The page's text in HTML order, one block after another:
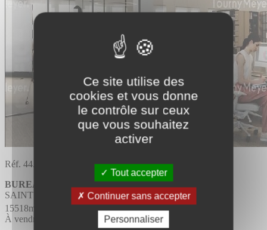
Ce site utilise des
cookies et vous donne
le contrôle sur ceux
que vous souhaitez
activer
Tout accepter
Continuer sans accepter
Personnaliser
Réf. 44.2928
BUREAUX
SAINT HERBLAIN
15518m
À vendre/louer